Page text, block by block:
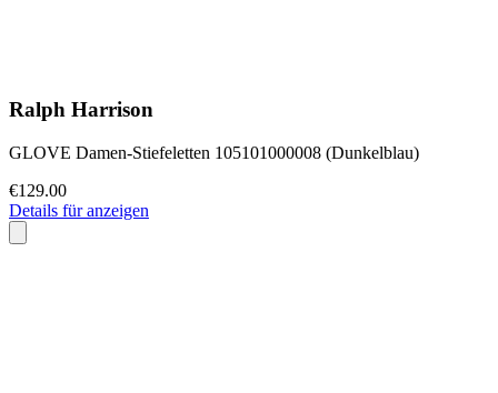
Ralph Harrison
GLOVE Damen-Stiefeletten 105101000008 (Dunkelblau)
€129.00
Details für anzeigen